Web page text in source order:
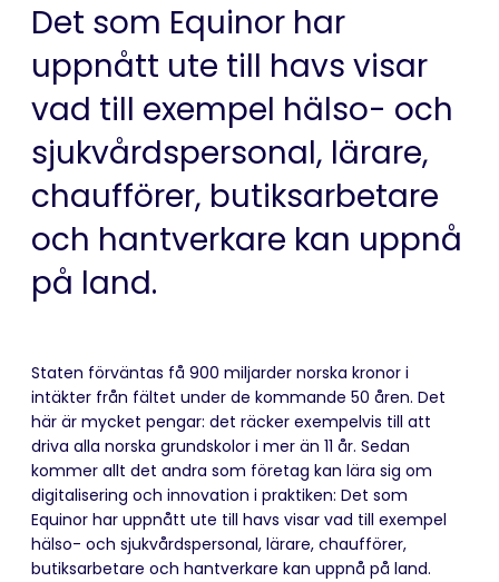
Det som Equinor har
uppnått ute till havs visar
vad till exempel hälso- och
sjukvårdspersonal, lärare,
chaufförer, butiksarbetare
och hantverkare kan uppnå
på land.
Staten förväntas få 900 miljarder norska kronor i
intäkter från fältet under de kommande 50 åren. Det
här är mycket pengar: det räcker exempelvis till att
driva alla norska grundskolor i mer än 11 år. Sedan
kommer allt det andra som företag kan lära sig om
digitalisering och innovation i praktiken: Det som
Equinor har uppnått ute till havs visar vad till exempel
hälso- och sjukvårdspersonal, lärare, chaufförer,
butiksarbetare och hantverkare kan uppnå på land.